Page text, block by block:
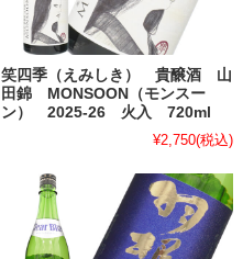
笑四季（えみしき） 貴醸酒 山
田錦 MONSOON（モンスー
ン） 2025-26 火入 720ml
¥2,750(税込)